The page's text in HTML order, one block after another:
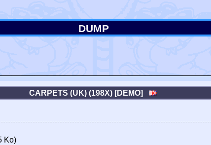
DUMP
CARPETS (UK) (198X) [DEMO]
Ko)